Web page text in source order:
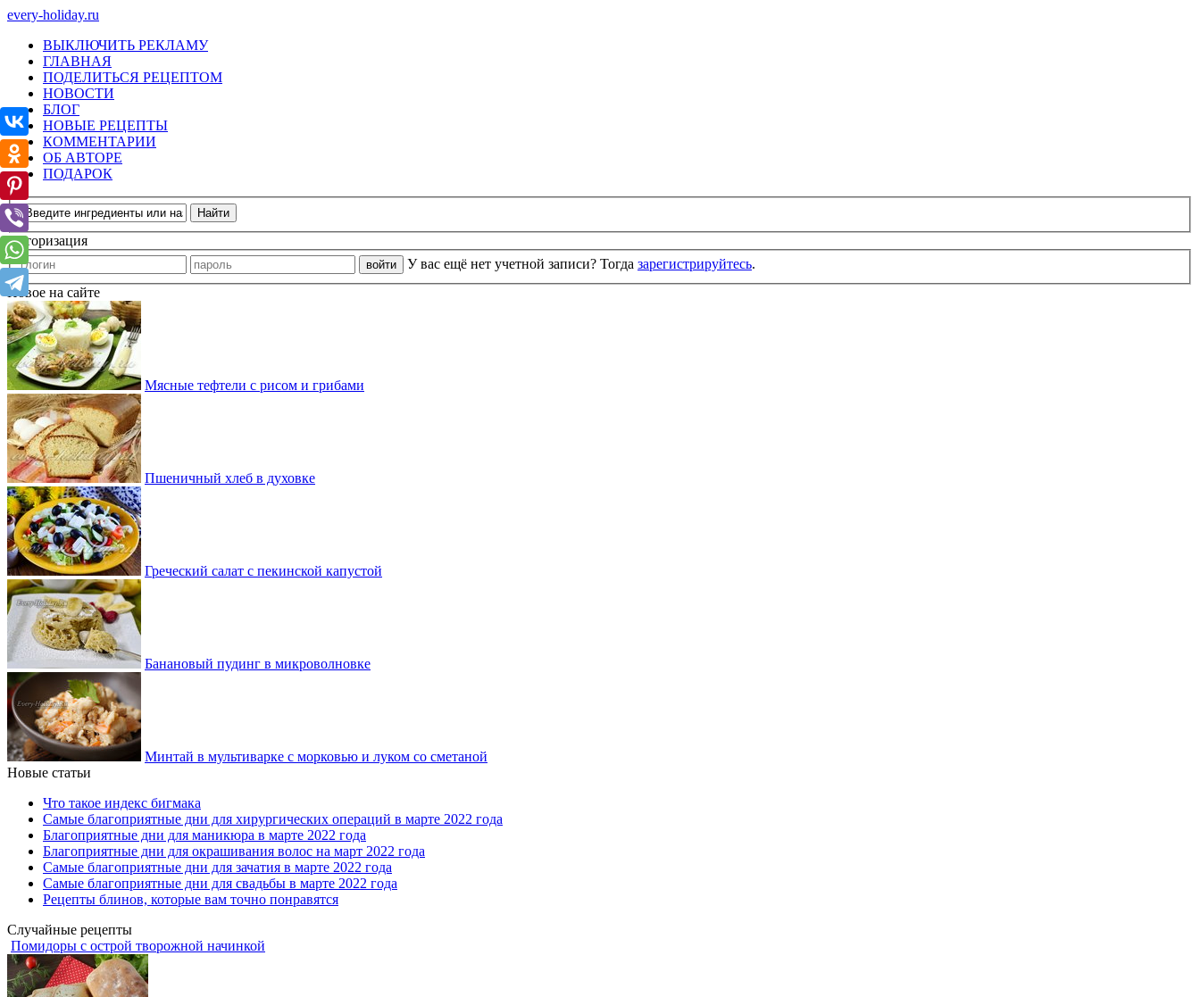
every-holiday.ru
ВЫКЛЮЧИТЬ РЕКЛАМУ
ГЛАВНАЯ
ПОДЕЛИТЬСЯ РЕЦЕПТОМ
НОВОСТИ
БЛОГ
НОВЫЕ РЕЦЕПТЫ
КОММЕНТАРИИ
ОБ АВТОРЕ
ПОДАРОК
Авторизация
У вас ещё нет учетной записи? Тогда зарегистрируйтесь.
Новое на сайте
Мясные тефтели с рисом и грибами
Пшеничный хлеб в духовке
Греческий салат с пекинской капустой
Банановый пудинг в микроволновке
Минтай в мультиварке с морковью и луком со сметаной
Новые статьи
Что такое индекс бигмака
Самые благоприятные дни для хирургических операций в марте 2022 года
Благоприятные дни для маникюра в марте 2022 года
Благоприятные дни для окрашивания волос на март 2022 года
Самые благоприятные дни для зачатия в марте 2022 года
Самые благоприятные дни для свадьбы в марте 2022 года
Рецепты блинов, которые вам точно понравятся
Случайные рецепты
Помидоры с острой творожной начинкой